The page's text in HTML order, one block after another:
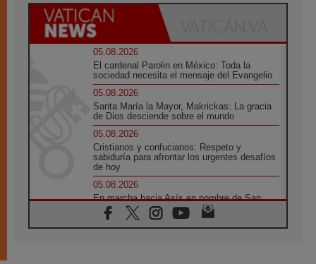
05.08.2026
El cardenal Parolin en México: Toda la
sociedad necesita el mensaje del Evangelio
05.08.2026
Santa María la Mayor, Makrickas: La gracia
de Dios desciende sobre el mundo
05.08.2026
Cristianos y confucianos: Respeto y
sabiduría para afrontar los urgentes desafíos
de hoy
05.08.2026
En marcha hacia Asís en nombre de San
Francisco, a la espera de León
05.08.2026